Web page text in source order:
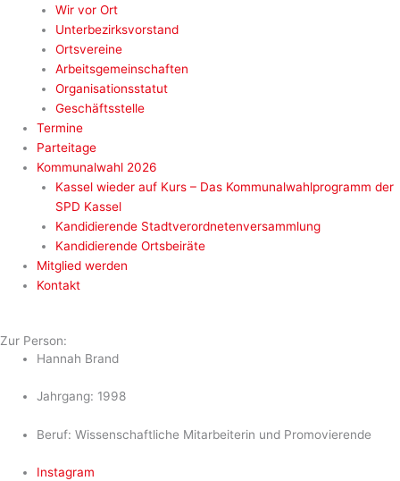
Wir vor Ort
Unterbezirksvorstand
Ortsvereine
Arbeitsgemeinschaften
Organisationsstatut
Geschäftsstelle
Termine
Parteitage
Kommunalwahl 2026
Kassel wieder auf Kurs – Das Kommunalwahlprogramm der
SPD Kassel
Kandidierende Stadtverordnetenversammlung
Kandidierende Ortsbeiräte
Mitglied werden
Kontakt
Zur Person:
Hannah Brand
Jahrgang: 1998
Beruf: Wissenschaftliche Mitarbeiterin und Promovierende
Instagram